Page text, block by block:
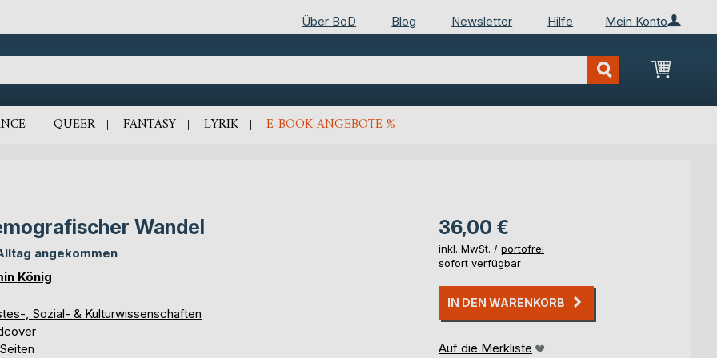
Mein Konto
Über BoD Blog Newsletter Hilfe
Mein
QUEER FANTASY LYRIK E-BOOK-ANGEBOTE %
Wandel
angekommen
König
, Sozial- & Kulturwissenschaften
36,00 €
inkl. MwSt. / portofrei
sofort verfügbar
IN DEN WARENKORB
Auf die Merkliste